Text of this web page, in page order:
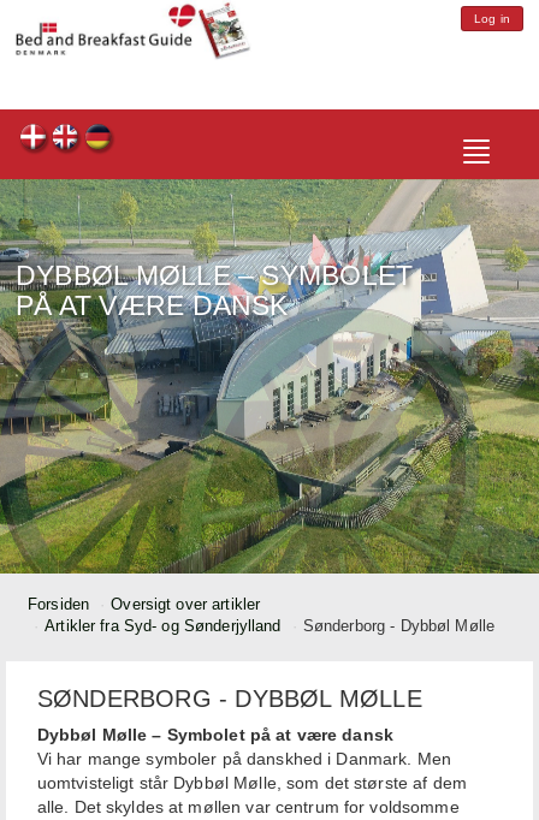
Log in
Toggle
DYBBØL MØLLE – SYMBOLET
PÅ AT VÆRE DANSK
Forsiden
Oversigt over artikler
Artikler fra Syd- og Sønderjylland
Sønderborg - Dybbøl Mølle
SØNDERBORG - DYBBØL MØLLE
Dybbøl Mølle – Symbolet på at være dansk
Vi har mange symboler på danskhed i Danmark. Men
uomtvisteligt står Dybbøl Mølle, som det største af dem
alle. Det skyldes at møllen var centrum for voldsomme